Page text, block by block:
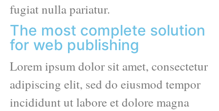
fugiat nulla pariatur.
The most complete solution
for web publishing
Lorem ipsum dolor sit amet, consectetur
adipiscing elit, sed do eiusmod tempor
incididunt ut labore et dolore magna